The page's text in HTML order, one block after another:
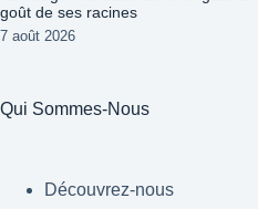
goût de ses racines
7 août 2026
Qui Sommes-Nous
Découvrez-nous